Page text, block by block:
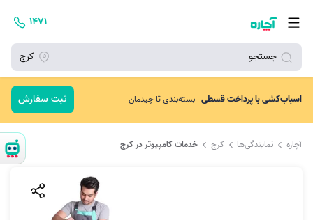
جستجو کرج
۱۴۷۱
اسباب‌کشی با پرداخت قسطی بسته‌بندی تا چیدمان ثبت سفارش
آچاره نمایندگی‌ها کرج خدمات کامپیوتر در کرج